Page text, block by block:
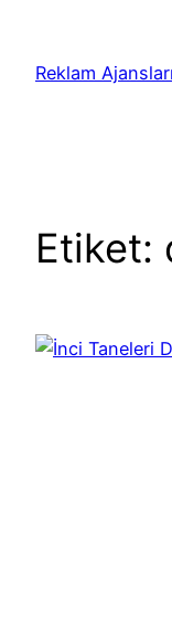
Reklam
Etiket: